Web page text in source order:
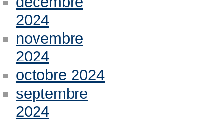
2024
novembre
2024
octobre 2024
septembre
2024